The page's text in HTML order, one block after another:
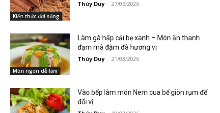
Kiến thức đời sống
Thúy Duy - 27/05/2026
Món ngon dễ làm
Làm gà hấp cải bẹ xanh – Món ăn thanh
đạm mà đậm đà hương vị
Thúy Duy - 21/03/2026
Vào bếp làm món Nem cua bể giòn rụm để
đổi vị